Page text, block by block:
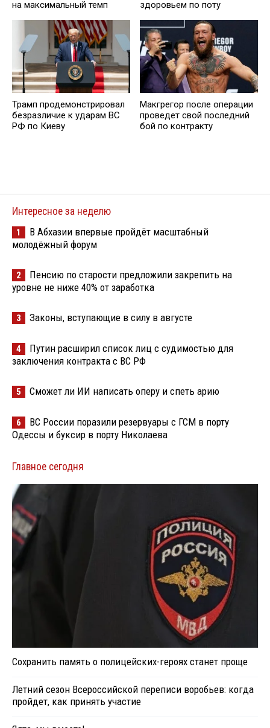
на максимальный темп здоровьем по поту
Трамп продемонстрировал
безразличие к ударам ВС
РФ по Киеву
Макгрегор после операции
проведет свой последний
бой по контракту
Интересное за неделю
1
В Абхазии впервые пройдёт масштабный
молодёжный форум
2
Пенсию по старости предложили закрепить на
уровне не ниже 40% от заработка
3 Законы, вступающие в силу в августе
4
Путин расширил список лиц с судимостью для
заключения контракта с ВС РФ
5 Сможет ли ИИ написать оперу и спеть арию
6
ВС России поразили резервуары с ГСМ в порту
Одессы и буксир в порту Николаева
Главное сегодня
Сохранить память о полицейских-героях станет проще
Летний сезон Всероссийской переписи воробьев: когда
пройдет, как принять участие